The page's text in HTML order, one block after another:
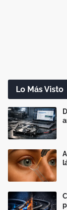
Lo Más Visto